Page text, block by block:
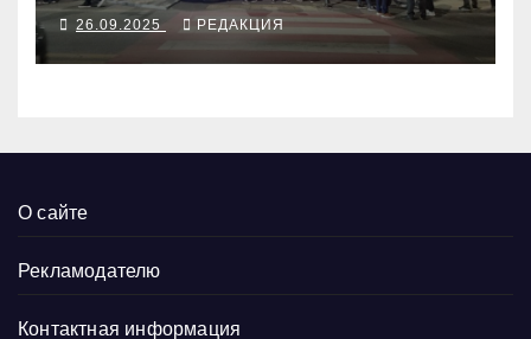
26.09.2025 РЕДАКЦИЯ
О сайте
Рекламодателю
Контактная информация